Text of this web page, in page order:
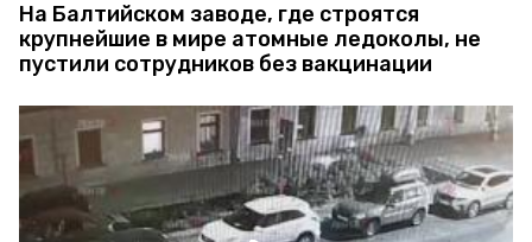
На Балтийском заводе, где строятся
крупнейшие в мире атомные ледоколы, не
пустили сотрудников без вакцинации